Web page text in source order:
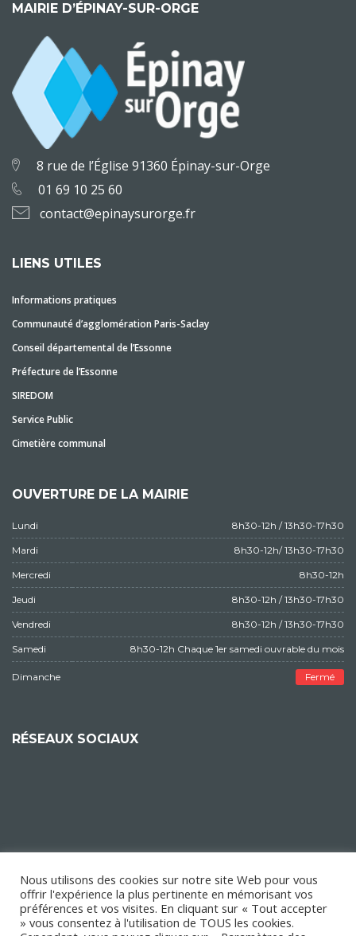
MAIRIE D’ÉPINAY-SUR-ORGE
8 rue de l’Église 91360 Épinay-sur-Orge
01 69 10 25 60
contact@epinaysurorge.fr
LIENS UTILES
Informations pratiques
Communauté d’agglomération Paris-Saclay
Conseil départemental de l’Essonne
Préfecture de l’Essonne
SIREDOM
Service Public
Cimetière communal
OUVERTURE DE LA MAIRIE
Lundi 8h30-12h / 13h30-17h30
Mardi 8h30-12h/ 13h30-17h30
Mercredi 8h30-12h
Jeudi 8h30-12h / 13h30-17h30
Vendredi 8h30-12h / 13h30-17h30
Samedi 8h30-12h Chaque 1er samedi ouvrable du mois
Dimanche Fermé
RÉSEAUX SOCIAUX
Nous utilisons des cookies sur notre site Web pour vous
offrir l'expérience la plus pertinente en mémorisant vos
préférences et vos visites. En cliquant sur « Tout accepter
» vous consentez à l'utilisation de TOUS les cookies.